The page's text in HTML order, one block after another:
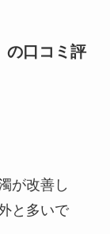
の口コミ評
が改善し
と多いで